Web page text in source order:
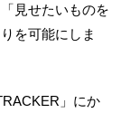
見せたいものを
を可能にしま
」にか